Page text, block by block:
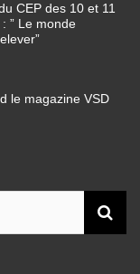
CEP des 10 et 11
” Le monde
le magazine VSD